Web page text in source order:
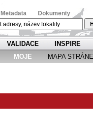
Metadata Dokumenty
VALIDACE
INSPIRE
MOJE MAPA